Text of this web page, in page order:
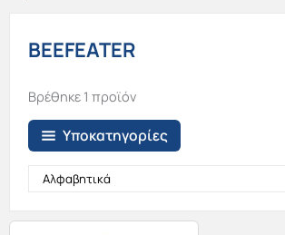
BEEFEATER
Υποκατηγορίες
Βρέθηκε 1 προϊόν